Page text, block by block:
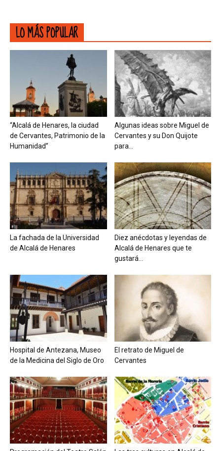
LO MÁS POPULAR
“Alcalá de Henares, la ciudad
de Cervantes, Patrimonio de la
Humanidad”
Algunas ideas sobre Miguel de
Cervantes y su Don Quijote
para...
La fachada de la Universidad
de Alcalá de Henares
Diez anécdotas y leyendas de
Alcalá de Henares que te
gustará...
Hospital de Antezana, Museo
de la Medicina del Siglo de Oro
El retrato de Miguel de
Cervantes